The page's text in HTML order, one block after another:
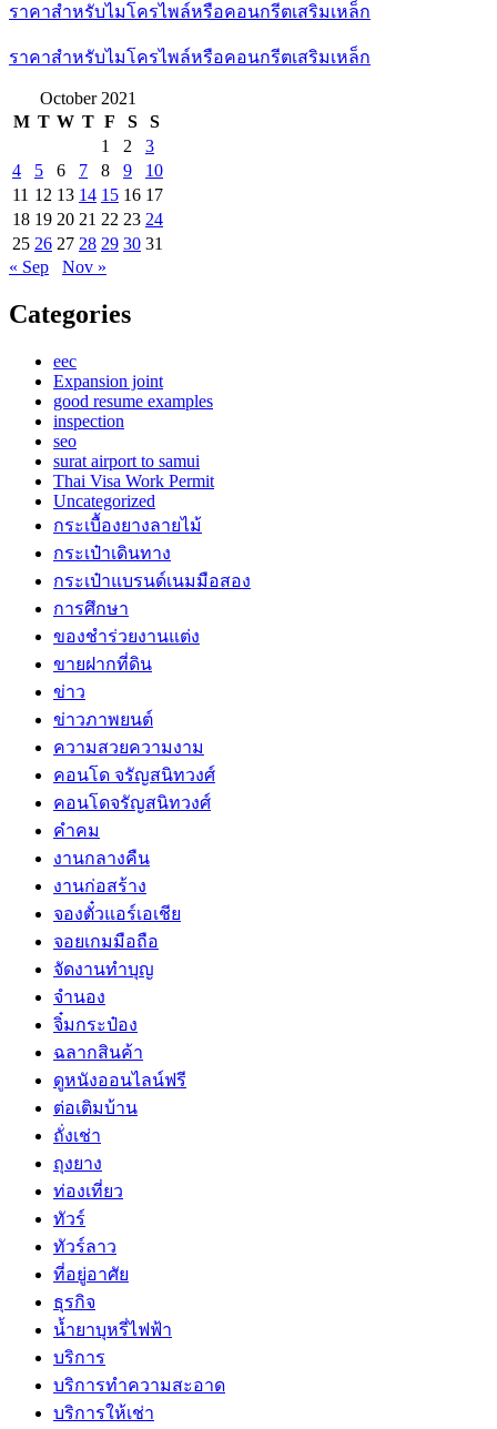
ราคาสำหรับไมโครไพล์หรือคอนกรีตเสริมเหล็ก
ราคาสำหรับไมโครไพล์หรือคอนกรีตเสริมเหล็ก
October 2021
M T W T F S
S
1
2
3
4
5 6 7 8 9
10
11 12 13 14 15 16 17
18 19 20 21 22 23 24
25 26 27 28 29 30 31
« Sep
Nov »
Categories
eec
Expansion joint
good resume examples
inspection
seo
surat airport to samui
Thai Visa Work Permit
Uncategorized
กระเบื้องยางลายไม้
กระเป๋าเดินทาง
กระเป๋าแบรนด์เนมมือสอง
การศึกษา
ของชำร่วยงานแต่ง
ขายฝากที่ดิน
ข่าว
ข่าวภาพยนต์
ความสวยความงาม
คอนโด จรัญสนิทวงศ์
คอนโดจรัญสนิทวงศ์
คำคม
งานกลางคืน
งานก่อสร้าง
จองตั๋วแอร์เอเชีย
จอยเกมมือถือ
จัดงานทำบุญ
จำนอง
จิ๋มกระป๋อง
ฉลากสินค้า
ดูหนังออนไลน์ฟรี
ต่อเติมบ้าน
ถั่งเช่า
ถุงยาง
ท่องเที่ยว
ทัวร์
ทัวร์ลาว
ที่อยู่อาศัย
ธุรกิจ
น้ำยาบุหรี่ไฟฟ้า
บริการ
บริการทำความสะอาด
บริการให้เช่า